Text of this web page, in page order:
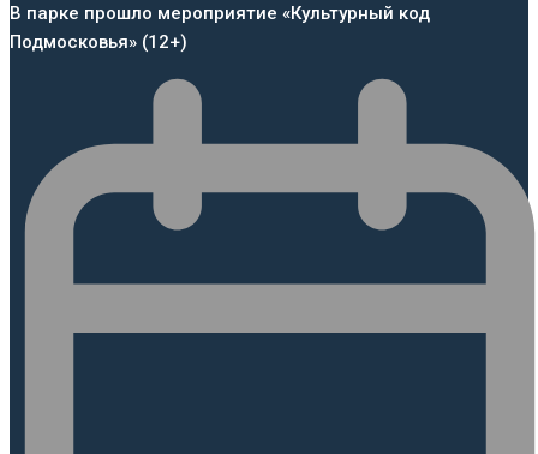
В парке прошло мероприятие «Культурный код
Подмосковья» (12+)